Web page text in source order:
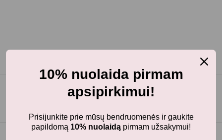
10% nuolaida pirmam
apsipirkimui!
Prisijunkite prie mūsų bendruomenės ir gaukite
papildomą 10% nuolaidą pirmam užsakymui!